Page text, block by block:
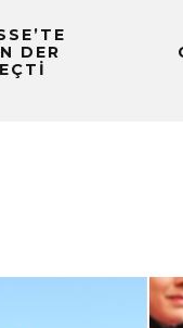
DER